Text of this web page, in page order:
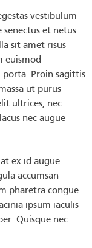
vestibulum
et netus
sit amet risus
euismod
porta. Proin sagittis
ut purus
ultrices, nec
nec augue
ex id augue
accumsan
pharetra congue
ipsum iaculis
Quisque nec